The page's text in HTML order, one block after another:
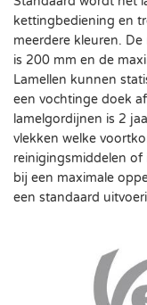
kettingbediening en
meerdere kleuren.
is 200 mm en de
Lamellen kunnen
een vochtinge doek
lamelgordijnen is 2
vlekken welke
reinigingsmiddelen of
bij een maximale
een standaard